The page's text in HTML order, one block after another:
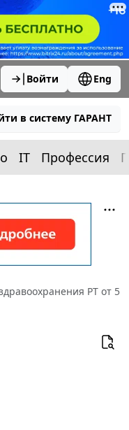
Войти Eng
в систему ГАРАНТ
IT Профессия
РТ от 5